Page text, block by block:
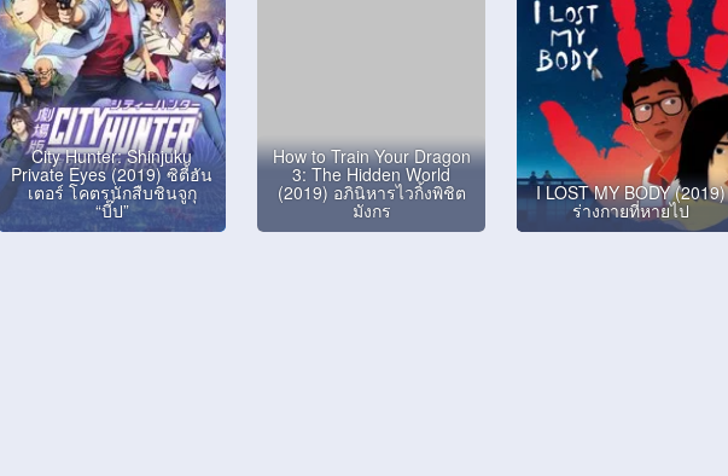
City Hunter: Shinjuku
Private Eyes (2019) ซิตี้ฮัน
เตอร์ โคตรนักสืบชินจูกุ
“บี๊ป”
How to Train Your Dragon
3: The Hidden World
(2019) อภินิหารไวกิ้งพิชิต
มังกร
I LOST MY BODY (2019)
ร่างกายที่หายไป